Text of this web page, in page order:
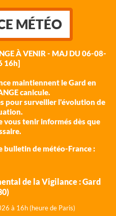
MÉTÉO
À VENIR - MAJ DU 06-08-
16h]
maintiennent le Gard en
canicule.
pour surveiller l'évolution de
vous tenir informés dès que
bulletin de météo-France :
de la Vigilance : Gard
6 à 16h (heure de Paris)